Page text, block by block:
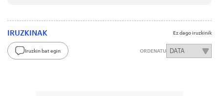
IRUZKINAK Ez dago iruzkinik
Iruzkin bat egin ORDENATU